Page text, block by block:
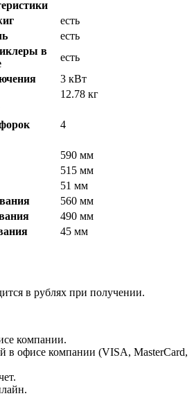
есть
есть
в
есть
3 кВт
12.78 кг
4
590 мм
515 мм
51 мм
560 мм
490 мм
45 мм
в рублях при получении.
компании.
в офисе компании (VISA, MasterCard,